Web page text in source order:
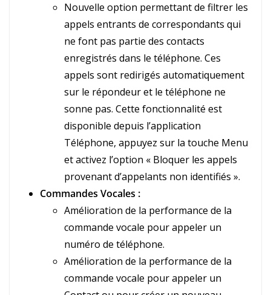
Nouvelle option permettant de filtrer les
appels entrants de correspondants qui
ne font pas partie des contacts
enregistrés dans le téléphone. Ces
appels sont redirigés automatiquement
sur le répondeur et le téléphone ne
sonne pas. Cette fonctionnalité est
disponible depuis l’application
Téléphone, appuyez sur la touche Menu
et activez l’option « Bloquer les appels
provenant d’appelants non identifiés ».
Commandes Vocales :
Amélioration de la performance de la
commande vocale pour appeler un
numéro de téléphone.
Amélioration de la performance de la
commande vocale pour appeler un